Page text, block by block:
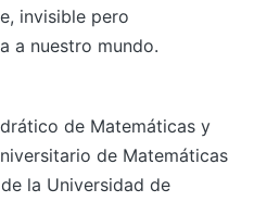
invisible pero
a nuestro mundo.
de Matemáticas y
de Matemáticas
la Universidad de